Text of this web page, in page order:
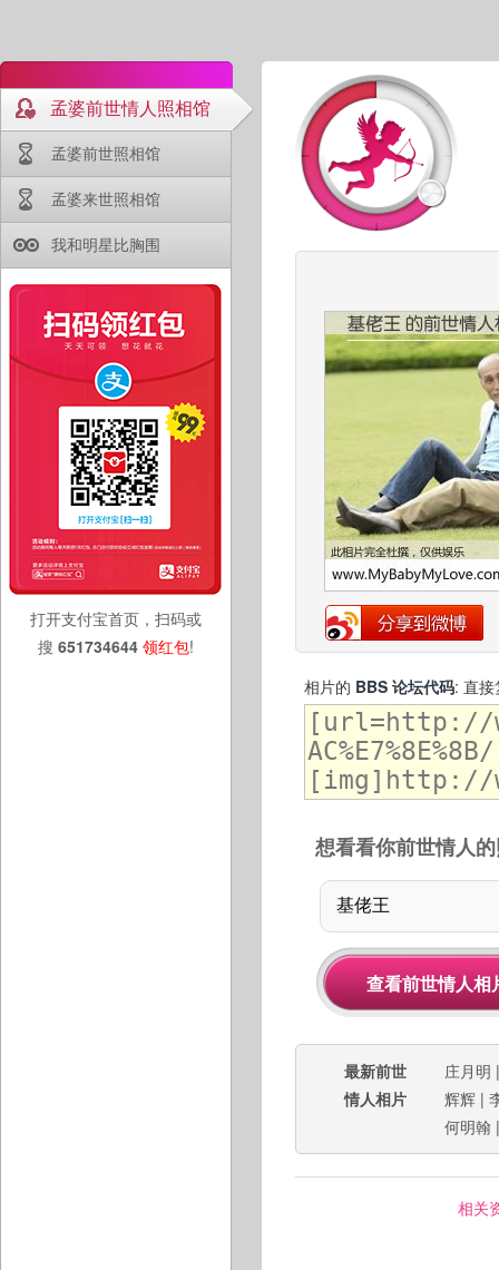
孟婆前世情人照相馆
孟婆前世照相馆
孟婆来世照相馆
我和明星比胸围
打开支付宝首页，扫码或
搜 651734644 领红包!
相片的 BBS 论坛代码: 直接
想看看你前世情人
最新前世
情人相片
庄月明
辉辉 |
何明翰
相关